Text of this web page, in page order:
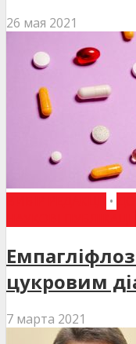
26 мая 2021
•
цукровим
7 марта 2021